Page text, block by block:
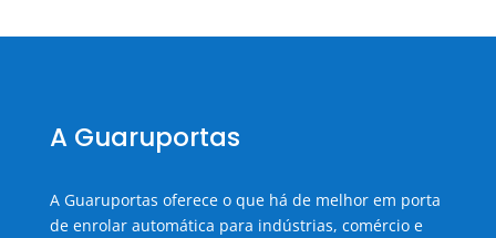
A Guaruportas
A Guaruportas oferece o que há de melhor em porta
de enrolar automática para indústrias, comércio e